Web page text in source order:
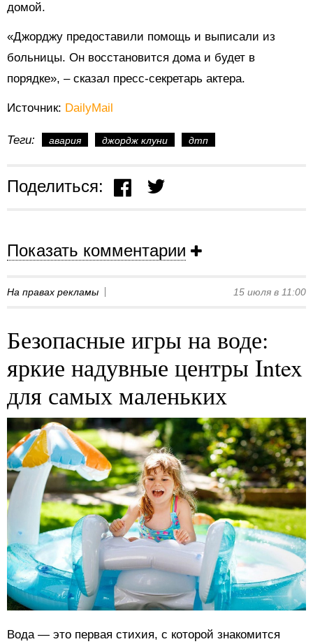
домой.
«Джорджу предоставили помощь и выписали из
больницы. Он восстановится дома и будет в
порядке», – сказал пресс-секретарь актера.
Источник: DailyMail
Теги: авария джордж клуни дтп
Поделиться:
Показать комментарии
На правах рекламы 15 июля в 11:00
Безопасные игры на воде:
яркие надувные центры Intex
для самых маленьких
Вода — это первая стихия, с которой знакомится